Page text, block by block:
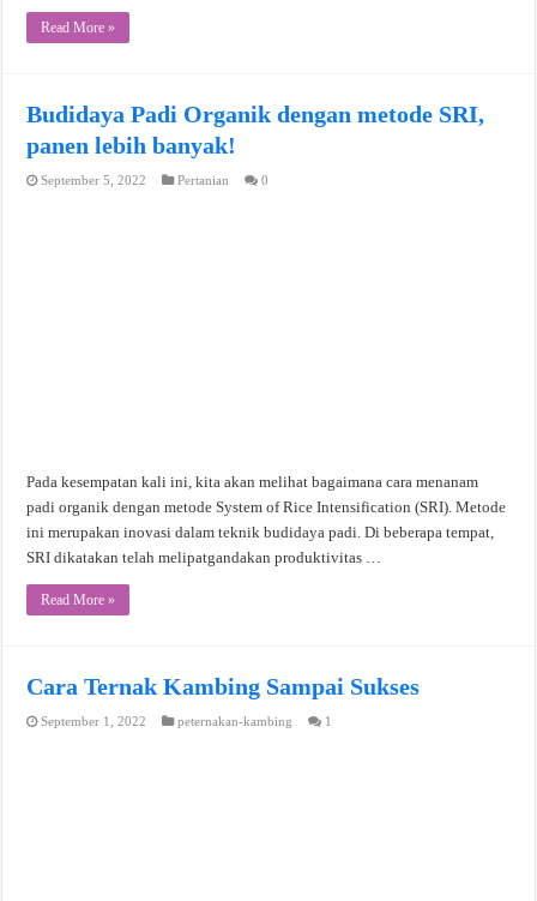
Read More »
Budidaya Padi Organik dengan metode SRI,
panen lebih banyak!
September 5, 2022 Pertanian 0
Pada kesempatan kali ini, kita akan melihat bagaimana cara menanam
padi organik dengan metode System of Rice Intensification (SRI). Metode
ini merupakan inovasi dalam teknik budidaya padi. Di beberapa tempat,
SRI dikatakan telah melipatgandakan produktivitas …
Read More »
Cara Ternak Kambing Sampai Sukses
September 1, 2022 peternakan-kambing 1